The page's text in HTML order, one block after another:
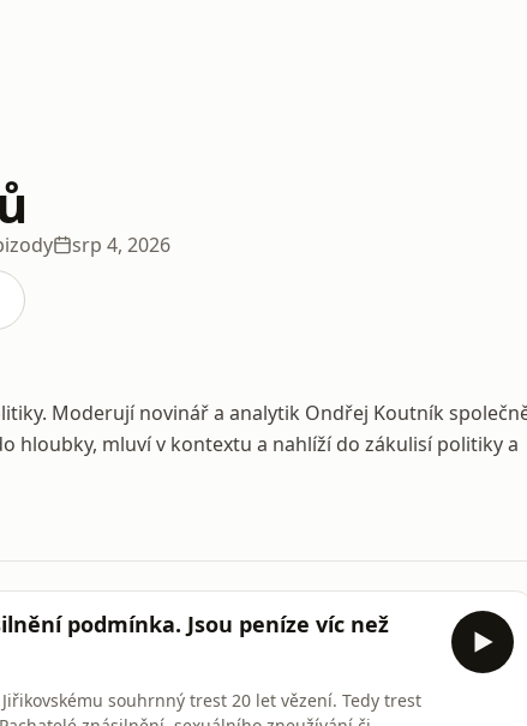
srp 4, 2026
Moderují novinář a analytik Ondřej Koutník
hloubky, mluví v kontextu a nahlíží do zákulisí politiky a
podmínka. Jsou peníze víc než
souhrnný trest 20 let vězení. Tedy trest